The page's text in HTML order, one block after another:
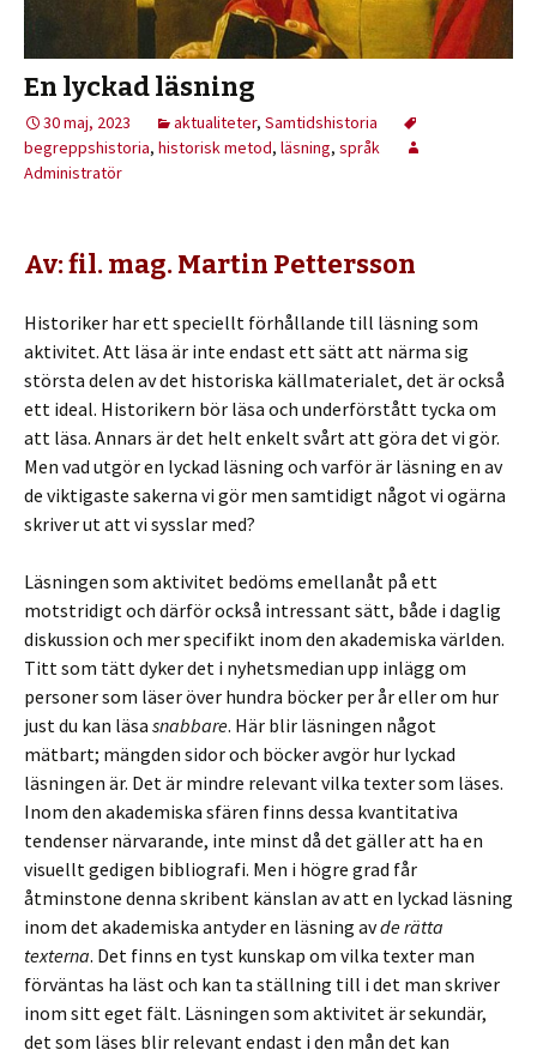
En lyckad läsning
30 maj, 2023 aktualiteter, Samtidshistoria
begreppshistoria, historisk metod, läsning, språk
Administratör
Av: fil. mag. Martin Pettersson
Historiker har ett speciellt förhållande till läsning som
aktivitet. Att läsa är inte endast ett sätt att närma sig
största delen av det historiska källmaterialet, det är också
ett ideal. Historikern bör läsa och underförstått tycka om
att läsa. Annars är det helt enkelt svårt att göra det vi gör.
Men vad utgör en lyckad läsning och varför är läsning en av
de viktigaste sakerna vi gör men samtidigt något vi ogärna
skriver ut att vi sysslar med?
Läsningen som aktivitet bedöms emellanåt på ett
motstridigt och därför också intressant sätt, både i daglig
diskussion och mer specifikt inom den akademiska världen.
Titt som tätt dyker det i nyhetsmedian upp inlägg om
personer som läser över hundra böcker per år eller om hur
just du kan läsa snabbare. Här blir läsningen något
mätbart; mängden sidor och böcker avgör hur lyckad
läsningen är. Det är mindre relevant vilka texter som läses.
Inom den akademiska sfären finns dessa kvantitativa
tendenser närvarande, inte minst då det gäller att ha en
visuellt gedigen bibliografi. Men i högre grad får
åtminstone denna skribent känslan av att en lyckad läsning
inom det akademiska antyder en läsning avde rätta
texterna. Det finns en tyst kunskap om vilka texter man
förväntas ha läst och kan ta ställning till i det man skriver
inom sitt eget fält. Läsningen som aktivitet är sekundär,
det som läses blir relevant endast i den mån det kan